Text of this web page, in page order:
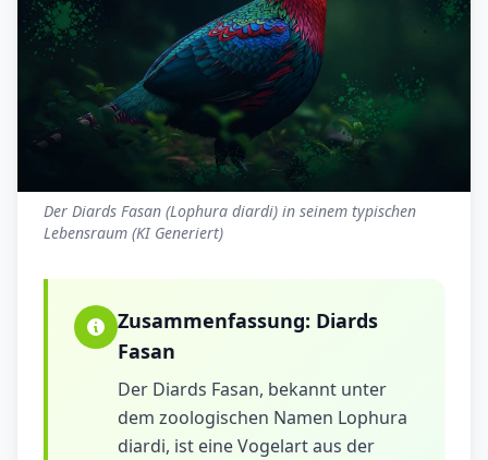
Der Diards Fasan (Lophura diardi) in seinem typischen
Lebensraum (KI Generiert)
Zusammenfassung: Diards
Fasan
Der Diards Fasan, bekannt unter
dem zoologischen Namen Lophura
diardi, ist eine Vogelart aus der